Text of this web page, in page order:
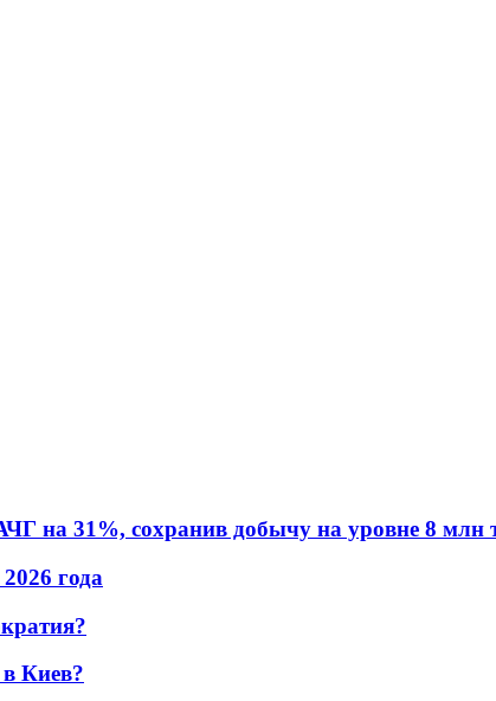
на 31%, сохранив добычу на уровне 8 млн
года
Киев?